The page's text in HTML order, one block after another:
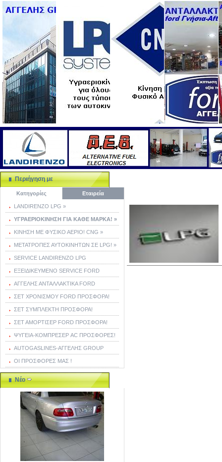
Περιήγηση με
Κατηγορίες Εταιρεία
LANDIRENZO LPG »
ΥΓΡΑΕΡΙΟΚΙΝΗΣΗ ΓΙΑ ΚΑΘΕ ΜΑΡΚΑ! »
ΚΙΝΗΣΗ ΜΕ ΦΥΣΙΚΟ ΑΕΡΙΟ! CNG »
ΜΕΤΑΤΡΟΠΕΣ ΑΥΤΟΚΙΝΗΤΩΝ ΣΕ LPG! »
SERVICE LANDIRENZO LPG
ΕΞΕΙΔΙΚΕΥΜΕΝΟ SERVICE FORD
ΑΓΓΕΛΗΣ ΑΝΤΑΛΛΑΚΤΙΚΑ FORD
ΣΕΤ ΧΡΟΝΙΣΜΟΥ FORD ΠΡΟΣΦΟΡΑ!
ΣΕΤ ΣΥΜΠΛΕΚΤΗ ΠΡΟΣΦΟΡΑ!
ΣΕΤ ΑΜΟΡΤΙΣΕΡ FORD ΠΡΟΣΦΟΡΑ!
ΨΥΓΕΙΑ-ΚΟΜΠΡΕΣΕΡ AC ΠΡΟΣΦΟΡΕΣ!
AUTOGASLINES-ΑΓΓΕΛΗΣ GROUP
ΟΙ ΠΡΟΣΦΟΡΕΣ ΜΑΣ !
Νέο